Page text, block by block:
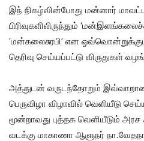
இந் நிகழ்வின்போது மன்னார்
பிரிவுகளிலிருந்தும்
‘மன்கலைசுரபி’ என
தெரிவு செய்யப்பட்டு விருதுகள்
அத்துடன் வருடந்தோறும்
பெருவிழா விழாவில் வெளியீடு
மூன்றாவது புத்தக வெளியீடும்
வடக்கு மாகாணா ஆளுநர்